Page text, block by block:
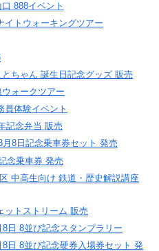
888イベント
イトウォーキングツアー
ちゃん 誕生日記念グッズ 販売
ォークツアー
員体験イベント
記念弁当 販売
8日記念乗車券セット 発売
念乗車券 発売
中高生向け 鉄道・歴史解説講座
ットストリーム 販売
日 8並び記念スタンプラリー
日 8並び記念硬券入場券セット 発